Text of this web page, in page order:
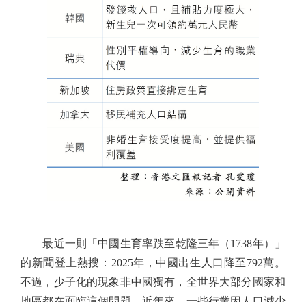
最近一則「中國生育率跌至乾隆三年（1738年）」
的新聞登上熱搜：2025年，中國出生人口降至792萬。
不過，少子化的現象非中國獨有，全世界大部分國家和